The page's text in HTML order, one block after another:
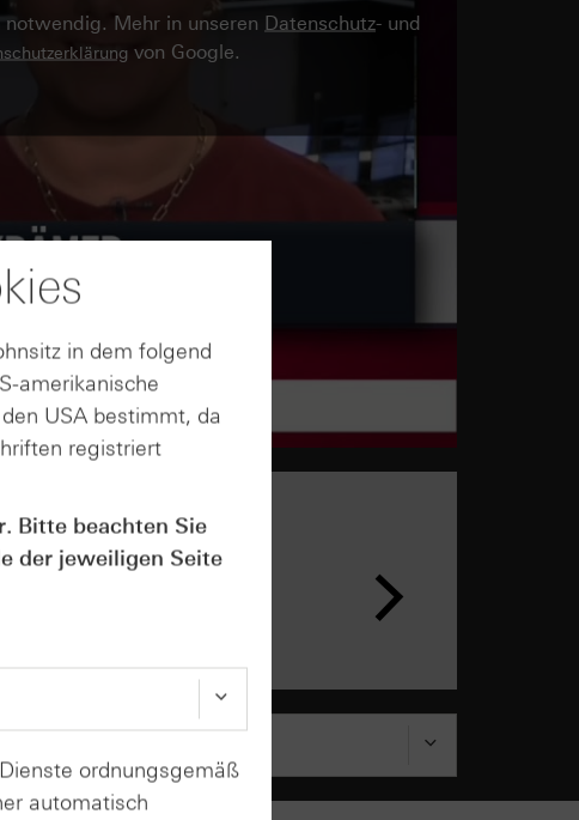
Mehr in unseren Datenschutz- und
von Google.
in dem folgend
amerikanische
USA bestimmt, da
registriert
Bitte beachten Sie
der jeweiligen Seite
ordnungsgemäß
automatisch